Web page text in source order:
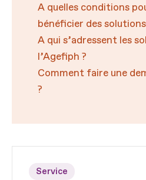
A quelles conditions
bénéficier des
A qui s’adressent les
l’Agefiph ?
Comment faire une
?
Service